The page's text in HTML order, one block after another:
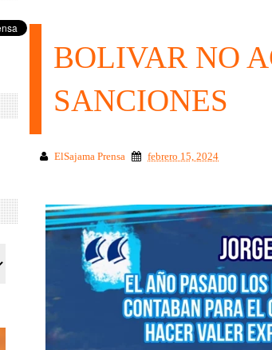
BOLIVAR NO
SANCIONES
ElSajama Prensa febrero 15, 2024